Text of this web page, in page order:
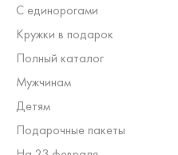
С единорогами
Кружки в подарок
Полный каталог
Мужчинам
Детям
Подарочные пакеты